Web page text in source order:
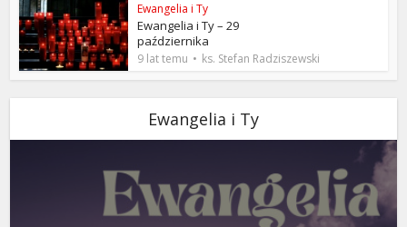
Ewangelia i Ty
Ewangelia i Ty – 29
października
9 lat temu ks. Stefan Radziszewski
Ewangelia i Ty